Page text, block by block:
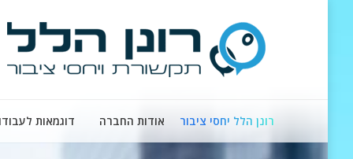
רונן הלל יחסי ציבור אודות החברה דוגמאות